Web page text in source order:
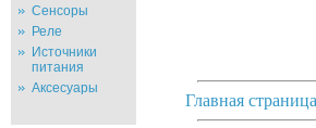
Сенсоры
Реле
Источники
питания
Аксесуары
Главная страница